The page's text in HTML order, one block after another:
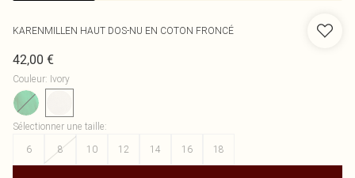
KARENMILLEN HAUT DOS-NU EN COTON FRONCÉ
42,00 €
Couleur: Ivory
Sélectionner une taille:
6
8 10 12 14 16 18